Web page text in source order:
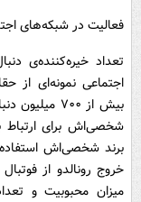
فعالیت در شبکه‌های
تعداد خیره‌کننده‌ی
اجتماعی نمونه‌ای از
بیش از ۷۰۰
شخصی‌اش برای ارتباط
برند شخصی‌اش استفاده
خروج رونالدو از
میزان محبوبیت و